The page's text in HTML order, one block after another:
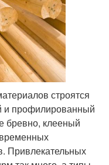
строятся
и профилированный
бревно, клееный
Привлекательных